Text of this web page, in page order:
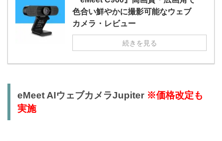
色合い鮮やかに撮影可能なウェブ
カメラ・レビュー
続きを見る
eMeet AIウェブカメラJupiter ※価格改定も
実施